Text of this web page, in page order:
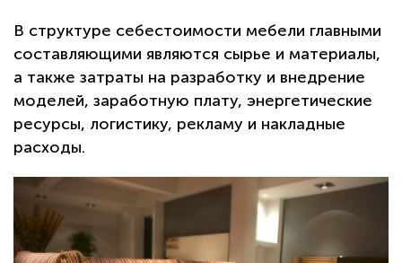
В структуре себестоимости мебели главными
составляющими являются сырье и материалы,
а также затраты на разработку и внедрение
моделей, заработную плату, энергетические
ресурсы, логистику, рекламу и накладные
расходы.